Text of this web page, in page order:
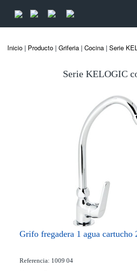
Inicio | Producto | Griferia | Cocina | Serie
Serie KELOGIC
Grifo fregadera 1 agua cartucho
Referencia: 1009 04